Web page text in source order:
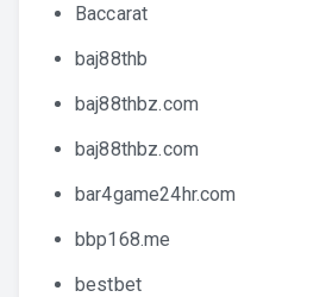
Baccarat
baj88thb
baj88thbz.com
baj88thbz.com
bar4game24hr.com
bbp168.me
bestbet